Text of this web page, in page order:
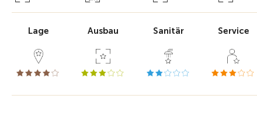
Lage Ausbau Sanitär Service